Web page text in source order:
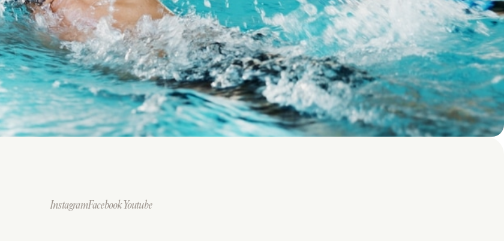
InstagramFacebookYoutube